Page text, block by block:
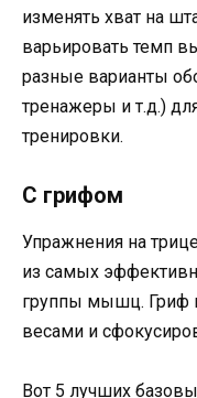
изменять хват на
варьировать темп
разные варианты
тренажеры и т.д.)
тренировки.
С грифом
Упражнения на
из самых
группы мышц. Гриф
весами и
Вот 5 лучших